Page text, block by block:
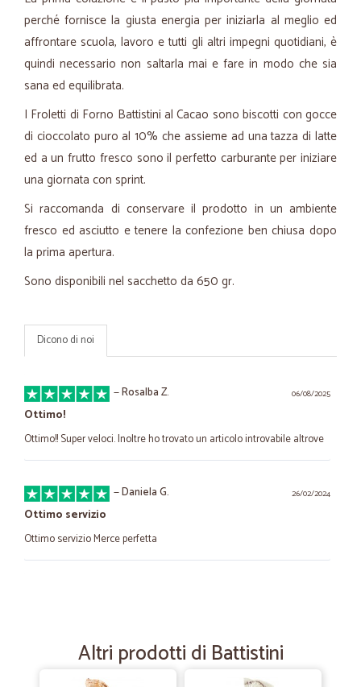
perché fornisce la giusta energia per iniziarla al meglio ed
affrontare scuola, lavoro e tutti gli altri impegni quotidiani, è
quindi necessario non saltarla mai e fare in modo che sia
sana ed equilibrata.
I Froletti di Forno Battistini al Cacao sono biscotti con gocce
di cioccolato puro al 10% che assieme ad una tazza di latte
ed a un frutto fresco sono il perfetto carburante per iniziare
una giornata con sprint.
Si raccomanda di conservare il prodotto in un ambiente
fresco ed asciutto e tenere la confezione ben chiusa dopo
la prima apertura.
Sono disponibili nel sacchetto da 650 gr.
Dicono di noi
06/08/2025
—Rosalba Z.
Ottimo!
Ottimo!! Super veloci. Inoltre ho trovato un articolo introvabile altrove
26/02/2024
—Daniela G.
Ottimo servizio
Ottimo servizio Merce perfetta
Altri prodotti di Battistini